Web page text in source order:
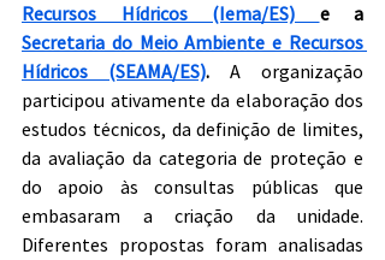
Recursos Hídricos (Iema/ES)
Secretaria do Meio Ambiente e Recursos
Hídricos (SEAMA/ES). A organização
participou ativamente da elaboração dos
estudos técnicos, da definição de limites,
da avaliação da categoria de proteção e
do apoio às consultas públicas que
embasaram a criação da unidade.
Diferentes propostas foram analisadas